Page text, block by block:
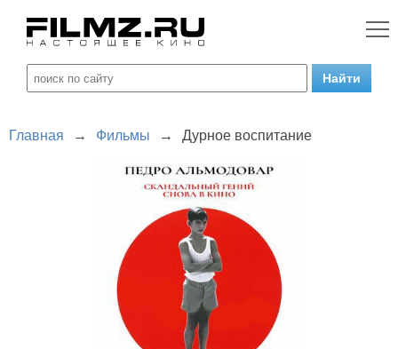
Главная → Фильмы → Дурное воспитание